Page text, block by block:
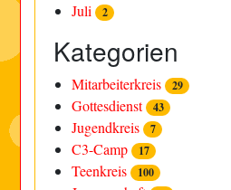
Juli 2
Kategorien
Mitarbeiterkreis 29
Gottesdienst 43
Jugendkreis 7
C3-Camp 17
Teenkreis 100